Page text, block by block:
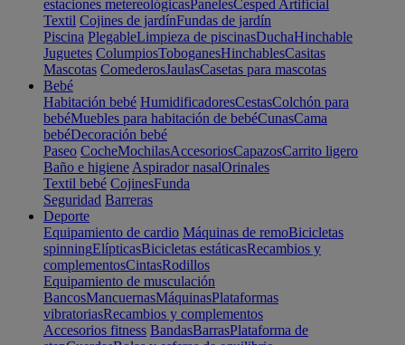
estaciones metereológicasPanelesCesped Artificial
Textil Cojines de jardínFundas de jardín
Piscina PlegableLimpieza de piscinasDuchaHinchable
Juguetes ColumpiosToboganesHinchablesCasitas
Mascotas ComederosJaulasCasetas para mascotas
Bebé
Habitación bebé HumidificadoresCestasColchón para
bebéMuebles para habitación de bebéCunasCama
bebéDecoración bebé
Paseo CocheMochilasAccesoriosCapazosCarrito ligero
Baño e higiene Aspirador nasalOrinales
Textil bebé CojinesFunda
Seguridad Barreras
Deporte
Equipamiento de cardio Máquinas de remoBicicletas
spinningElípticasBicicletas estáticasRecambios y
complementosCintasRodillos
Equipamiento de musculación
BancosMancuernasMáquinasPlataformas
vibratoriasRecambios y complementos
Accesorios fitness BandasBarrasPlataforma de